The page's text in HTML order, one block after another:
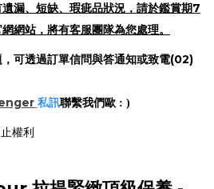
漏、短缺、瑕疵品狀況，請於鑑賞期7
網站，將有客服團隊為您處理。
，可透過訂單信問與答通知或致電(02)
私訊聯繫我們歐 : )
權利